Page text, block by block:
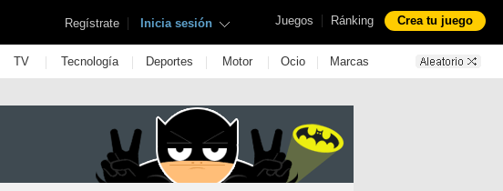
Juegos | Ránking Crea tu juego
Regístrate | Inicia sesión
TV | Tecnología | Deportes | Motor | Ocio | Marcas